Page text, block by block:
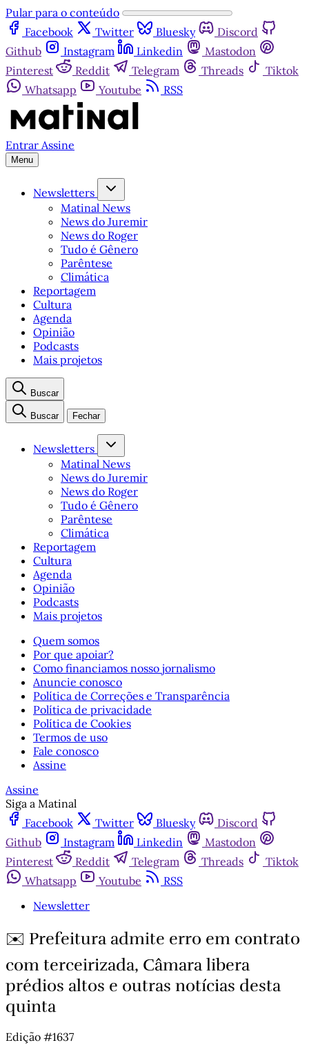
Pular para o conteúdo
Facebook
Twitter Bluesky
Discord
Github
Instagram Linkedin
Mastodon
Pinterest
Reddit Telegram Threads
Tiktok
Whatsapp
Youtube RSS
Entrar Assine
Menu
Newsletters
Matinal News
News do Juremir
News do Roger
Tudo é Gênero
Parêntese
Climática
Reportagem
Cultura
Agenda
Opinião
Podcasts
Mais projetos
Buscar
Buscar Fechar
Newsletters
Matinal News
News do Juremir
News do Roger
Tudo é Gênero
Parêntese
Climática
Reportagem
Cultura
Agenda
Opinião
Podcasts
Mais projetos
Quem somos
Por que apoiar?
Como financiamos nosso jornalismo
Anuncie conosco
Política de Correções e Transparência
Política de privacidade
Política de Cookies
Termos de uso
Fale conosco
Assine
Assine
Siga a Matinal
Facebook
Twitter Bluesky
Discord
Github
Instagram Linkedin
Mastodon
Pinterest
Reddit Telegram Threads
Tiktok
Whatsapp
Youtube
RSS
Newsletter
✉️ Prefeitura admite erro em contrato
com terceirizada, Câmara libera
prédios altos e outras notícias desta
quinta
Edição #1637